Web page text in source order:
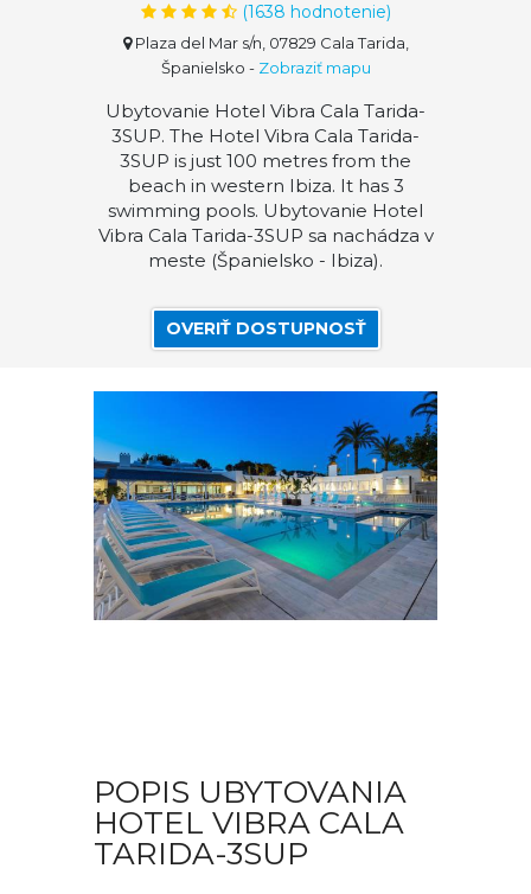
(1638 hodnotenie)
Plaza del Mar s/n, 07829 Cala Tarida,
Španielsko - Zobraziť mapu
Ubytovanie Hotel Vibra Cala Tarida-
3SUP. The Hotel Vibra Cala Tarida-
3SUP is just 100 metres from the
beach in western Ibiza. It has 3
swimming pools. Ubytovanie Hotel
Vibra Cala Tarida-3SUP sa nachádza v
meste (Španielsko - Ibiza).
OVERIŤ DOSTUPNOSŤ
POPIS UBYTOVANIA
HOTEL VIBRA CALA
TARIDA-3SUP